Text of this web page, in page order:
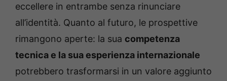
eccellere in entrambe senza rinunciare
all’identità. Quanto al futuro, le prospettive
rimangono aperte: la sua competenza
tecnica e la sua esperienza internazionale
potrebbero trasformarsi in un valore aggiunto